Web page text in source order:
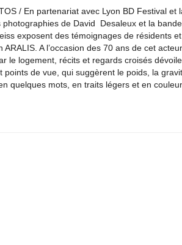
/ En partenariat avec Lyon BD Festival et
photographies de David Desaleux et la
exposent des témoignages de résidents
ARALIS. A l’occasion des 70 ans de cet
le logement, récits et regards croisés
points de vue, qui suggèrent le poids, la
quelques mots, en traits légers et en